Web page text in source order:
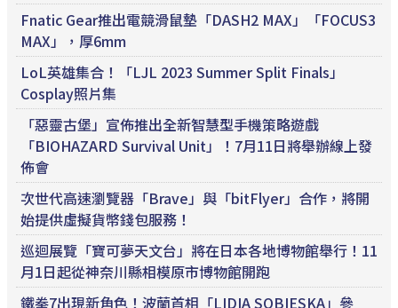
Fnatic Gear推出電競滑鼠墊「DASH2 MAX」「FOCUS3
MAX」，厚6mm
LoL英雄集合！「LJL 2023 Summer Split Finals」
Cosplay照片集
「惡靈古堡」宣佈推出全新智慧型手機策略遊戲
「BIOHAZARD Survival Unit」！7月11日將舉辦線上發
佈會
次世代高速瀏覽器「Brave」與「bitFlyer」合作，將開
始提供虛擬貨幣錢包服務！
巡迴展覽「寶可夢天文台」將在日本各地博物館舉行！11
月1日起從神奈川縣相模原市博物館開跑
鐵拳7出現新角色！波蘭首相「LIDIA SOBIESKA」參